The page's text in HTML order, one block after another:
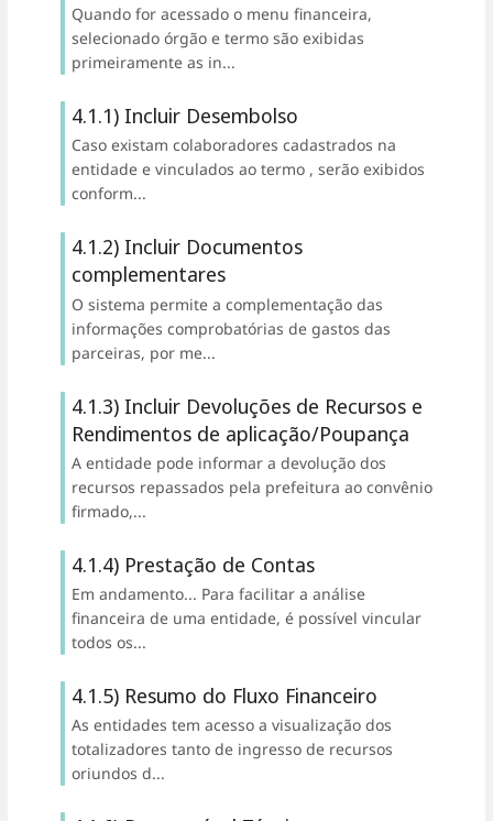
Quando for acessado o menu financeira,
selecionado órgão e termo são exibidas
primeiramente as in...
4.1.1) Incluir Desembolso
Caso existam colaboradores cadastrados na
entidade e vinculados ao termo , serão exibidos
conform...
4.1.2) Incluir Documentos
complementares
O sistema permite a complementação das
informações comprobatórias de gastos das
parceiras, por me...
4.1.3) Incluir Devoluções de Recursos e
Rendimentos de aplicação/Poupança
A entidade pode informar a devolução dos
recursos repassados pela prefeitura ao convênio
firmado,...
4.1.4) Prestação de Contas
Em andamento... Para facilitar a análise
financeira de uma entidade, é possível vincular
todos os...
4.1.5) Resumo do Fluxo Financeiro
As entidades tem acesso a visualização dos
totalizadores tanto de ingresso de recursos
oriundos d...